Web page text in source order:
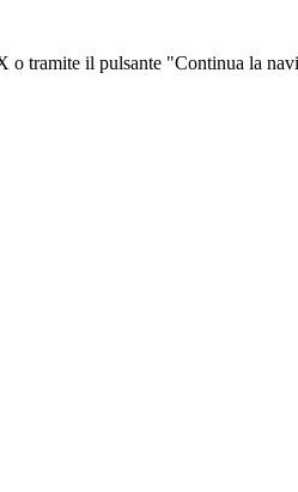
o tramite il pulsante "Continua la